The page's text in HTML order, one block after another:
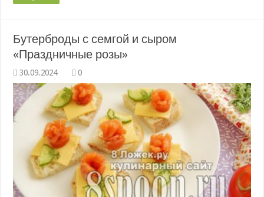
Бутерброды с семгой и сыром
«Праздничные розы»
0